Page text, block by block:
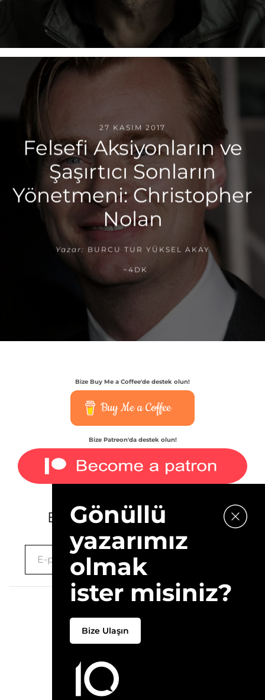
27 KASIM 2017
Felsefi Aksiyonların ve
Şaşırtıcı Sonların
Yönetmeni: Christopher
Nolan
Yazar: BURCU TUR YÜKSEL AKAY
~4DK
Bize Buy Me a Coffee'de destek olun!
Buy Me a Coffee
Bize Patreon'da destek olun!
E-bültenimize kaydolun.
Hakkımızda
Gönüllü
yazarımız
olmak
ister misiniz?
Bize Ulaşın